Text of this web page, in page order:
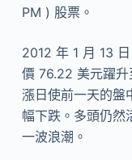
PM ) 股票。
2012 年 1 月 13
價 76.22 美元躍升
漲日使前一天的盤
幅下跌。多頭仍然
一波浪潮。